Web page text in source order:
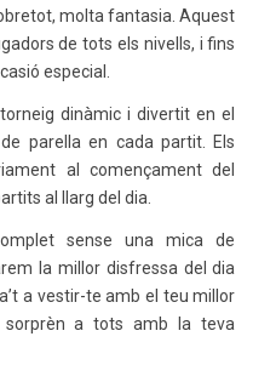
molta fantasia. Aquest
de tots els nivells, i fins
especial.
dinàmic i divertit en el
parella en cada partit. Els
al començament del
al llarg del dia.
sense una mica de
la millor disfressa del dia
a vestir-te amb el teu millor
sorprèn a tots amb la teva